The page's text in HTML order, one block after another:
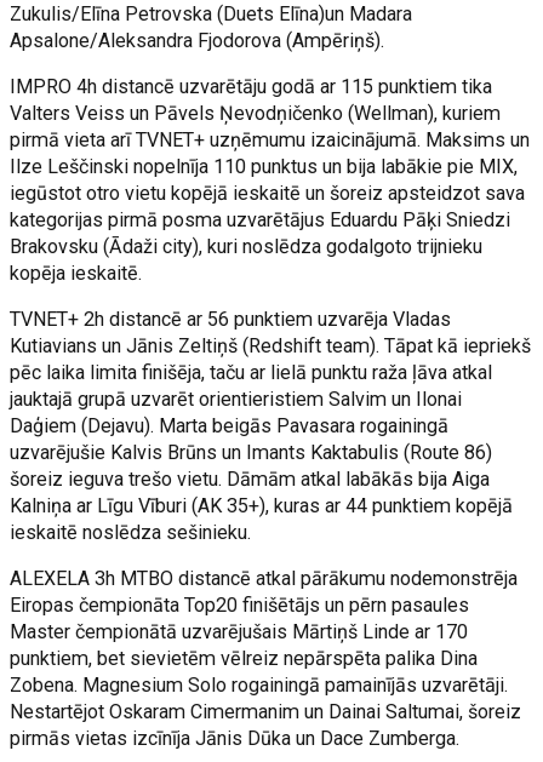
Zukulis/Elīna Petrovska (Duets Elīna)un Madara
Apsalone/Aleksandra Fjodorova (Ampēriņš).
IMPRO 4h distancē uzvarētāju godā ar 115 punktiem tika
Valters Veiss un Pāvels Ņevodņičenko (Wellman), kuriem
pirmā vieta arī TVNET+ uzņēmumu izaicinājumā. Maksims un
Ilze Leščinski nopelnīja 110 punktus un bija labākie pie MIX,
iegūstot otro vietu kopējā ieskaitē un šoreiz apsteidzot sava
kategorijas pirmā posma uzvarētājus Eduardu Pāķi Sniedzi
Brakovsku (Ādaži city), kuri noslēdza godalgoto trijnieku
kopēja ieskaitē.
TVNET+ 2h distancē ar 56 punktiem uzvarēja Vladas
Kutiavians un Jānis Zeltiņš (Redshift team). Tāpat kā iepriekš
pēc laika limita finišēja, taču ar lielā punktu raža ļāva atkal
jauktajā grupā uzvarēt orientieristiem Salvim un Ilonai
Daģiem (Dejavu). Marta beigās Pavasara rogainingā
uzvarējušie Kalvis Brūns un Imants Kaktabulis (Route 86)
šoreiz ieguva trešo vietu. Dāmām atkal labākās bija Aiga
Kalniņa ar Līgu Vīburi (AK 35+), kuras ar 44 punktiem kopējā
ieskaitē noslēdza sešinieku.
ALEXELA 3h MTBO distancē atkal pārākumu nodemonstrēja
Eiropas čempionāta Top20 finišētājs un pērn pasaules
Master čempionātā uzvarējušais Mārtiņš Linde ar 170
punktiem, bet sievietēm vēlreiz nepārspēta palika Dina
Zobena. Magnesium Solo rogainingā pamainījās uzvarētāji.
Nestartējot Oskaram Cimermanim un Dainai Saltumai, šoreiz
pirmās vietas izcīnīja Jānis Dūka un Dace Zumberga.